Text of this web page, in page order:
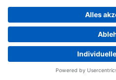
Home AGB Impressum
Yaskawa Europe GmbH